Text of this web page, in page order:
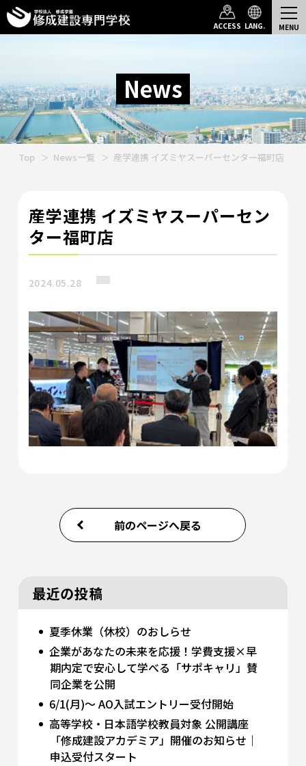
ACCESS LANG.
News
Top News一覧 産学連携 イズミヤスーパーセンター福町店
産学連携 イズミヤスーパーセン
ター福町店
2024.05.28
前のページへ戻る
最近の投稿
夏季休業（休校）のおしらせ
企業があなたの未来を応援！学費支援×早
期内定で安心して学べる「サポキャリ」賛
同企業を公開
6/1(月)～ AO入試エントリー受付開始
高等学校・日本語学校教員対象 公開講座
「修成建設アカデミア」開催のお知らせ｜
申込受付スタート